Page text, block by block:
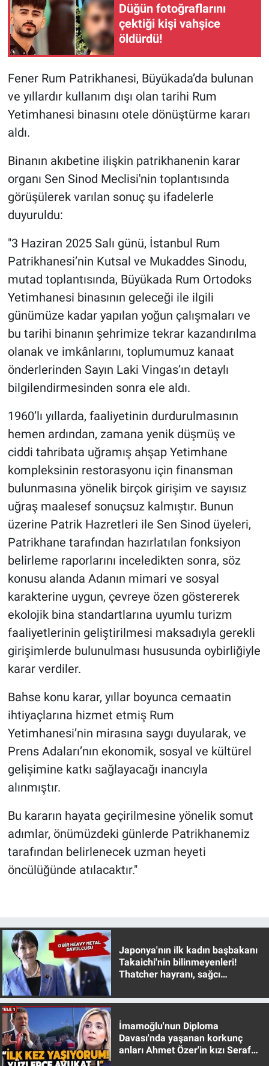
Düğün fotoğraflarını
çektiği kişi vahşice
öldürdü!
Fener Rum Patrikhanesi, Büyükada’da bulunan
ve yıllardır kullanım dışı olan tarihi Rum
Yetimhanesi binasını otele dönüştürme kararı
aldı.
Binanın akıbetine ilişkin patrikhanenin karar
organı Sen Sinod Meclisi'nin toplantısında
görüşülerek varılan sonuç şu ifadelerle
duyuruldu:
"3 Haziran 2025 Salı günü, İstanbul Rum
Patrikhanesi’nin Kutsal ve Mukaddes Sinodu,
mutad toplantısında, Büyükada Rum Ortodoks
Yetimhanesi binasının geleceği ile ilgili
günümüze kadar yapılan yoğun çalışmaları ve
bu tarihi binanın şehrimize tekrar kazandırılma
olanak ve imkânlarını, toplumumuz kanaat
önderlerinden Sayın Laki Vingas’ın detaylı
bilgilendirmesinden sonra ele aldı.
1960’lı yıllarda, faaliyetinin durdurulmasının
hemen ardından, zamana yenik düşmüş ve
ciddi tahribata uğramış ahşap Yetimhane
kompleksinin restorasyonu için finansman
bulunmasına yönelik birçok girişim ve sayısız
uğraş maalesef sonuçsuz kalmıştır. Bunun
üzerine Patrik Hazretleri ile Sen Sinod üyeleri,
Patrikhane tarafından hazırlatılan fonksiyon
belirleme raporlarını inceledikten sonra, söz
konusu alanda Adanın mimari ve sosyal
karakterine uygun, çevreye özen göstererek
ekolojik bina standartlarına uyumlu turizm
faaliyetlerinin geliştirilmesi maksadıyla gerekli
girişimlerde bulunulması hususunda oybirliğiyle
karar verdiler.
Bahse konu karar, yıllar boyunca cemaatin
ihtiyaçlarına hizmet etmiş Rum
Yetimhanesi’nin mirasına saygı duyularak, ve
Prens Adaları’nın ekonomik, sosyal ve kültürel
gelişimine katkı sağlayacağı inancıyla
alınmıştır.
Bu kararın hayata geçirilmesine yönelik somut
adımlar, önümüzdeki günlerde Patrikhanemiz
tarafından belirlenecek uzman heyeti
öncülüğünde atılacaktır."
Japonya'nın ilk kadın başbakanı
Takaichi'nin bilinmeyenleri!
Thatcher hayranı, sağcı
İmamoğlu'nun Diploma
Davası'nda yaşanan korkunç
anları Ahmet Özer'in kızı Seraf
Gündem Özel
Günün görüntüsü
Haber
İlan
Koronavirüs
Kültür Sanat
Nedir
Popüler
Programlar
Sağlık
Spor
Teknoloji
Türkiye'nin Geleceği
Türkiye'nin Gündemi
Yerel Gündem
Yerel Yaşam
Canlı Yayın